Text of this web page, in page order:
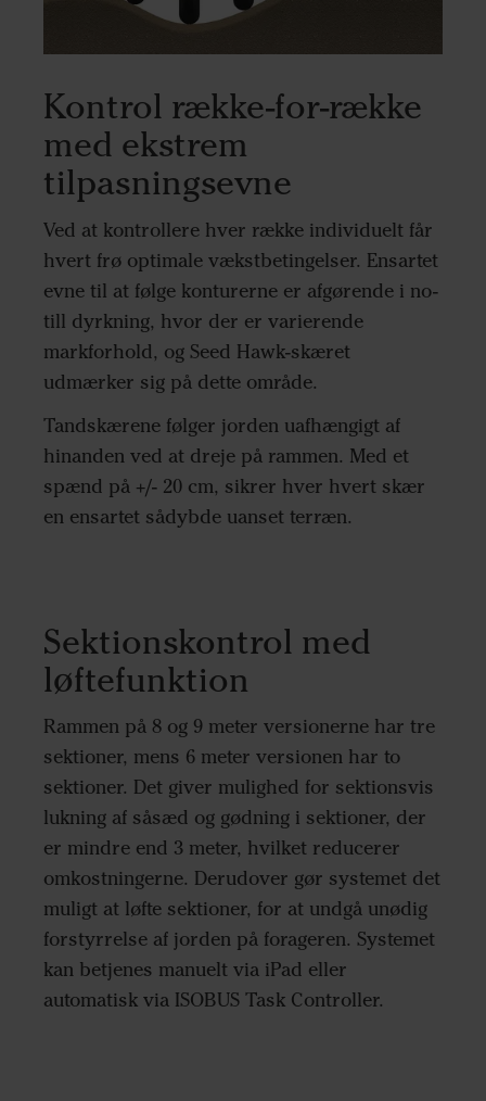
Kontrol række-for-række
med ekstrem
tilpasningsevne
Ved at kontrollere hver række individuelt får
hvert frø optimale vækstbetingelser. Ensartet
evne til at følge konturerne er afgørende i no-
till dyrkning, hvor der er varierende
markforhold, og Seed Hawk-skæret
udmærker sig på dette område.
Tandskærene følger jorden uafhængigt af
hinanden ved at dreje på rammen. Med et
spænd på +/- 20 cm, sikrer hver hvert skær
en ensartet sådybde uanset terræn.
Sektionskontrol med
løftefunktion
Rammen på 8 og 9 meter versionerne har tre
sektioner, mens 6 meter versionen har to
sektioner. Det giver mulighed for sektionsvis
lukning af såsæd og gødning i sektioner, der
er mindre end 3 meter, hvilket reducerer
omkostningerne. Derudover gør systemet det
muligt at løfte sektioner, for at undgå unødig
forstyrrelse af jorden på forageren. Systemet
kan betjenes manuelt via iPad eller
automatisk via ISOBUS Task Controller.